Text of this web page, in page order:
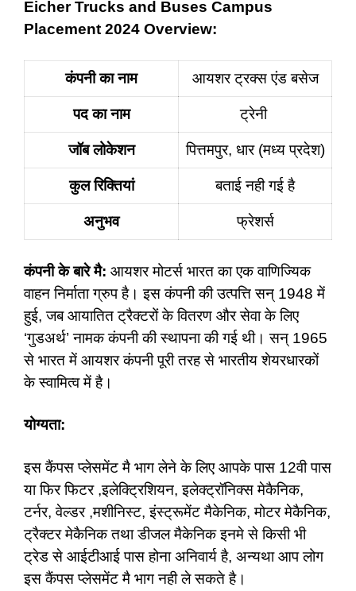
Eicher Trucks and Buses Campus
Placement 2024 Overview:
कंपनी का नाम आयशर ट्रक्स एंड बसेज
पद का नाम ट्रेनी
जॉब लोकेशन पित्तमपुर, धार (मध्य प्रदेश)
कुल रिक्तियां बताई नही गई है
अनुभव फ्रेशर्स
कंपनी के बारे मै: आयशर मोटर्स भारत का एक वाणिज्यिक
वाहन निर्माता ग्रुप है। इस कंपनी की उत्पत्ति सन् 1948 में
हुई, जब आयातित ट्रैक्टरों के वितरण और सेवा के लिए
‘गुडअर्थ’ नामक कंपनी की स्थापना की गई थी। सन् 1965
से भारत में आयशर कंपनी पूरी तरह से भारतीय शेयरधारकों
के स्वामित्व में है।
योग्यता:
इस कैंपस प्लेसमेंट मै भाग लेने के लिए आपके पास 12वी पास
या फिर फिटर ,इलेक्ट्रिशियन, इलेक्ट्रॉनिक्स मेकैनिक,
टर्नर, वेल्डर ,मशीनिस्ट, इंस्ट्रूमेंट मैकेनिक, मोटर मेकैनिक,
ट्रैक्टर मेकैनिक तथा डीजल मैकेनिक इनमे से किसी भी
ट्रेड से आईटीआई पास होना अनिवार्य है, अन्यथा आप लोग
इस कैंपस प्लेसमेंट मै भाग नही ले सकते है।